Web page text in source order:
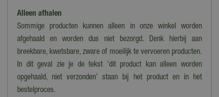
Alleen afhalen
Sommige producten kunnen alleen in onze winkel worden
afgehaald en worden dus niet bezorgd. Denk hierbij aan
breekbare, kwetsbare, zware of moeilijk te vervoeren producten.
In dit geval zie je de tekst 'dit product kan alleen worden
opgehaald, niet verzonden' staan bij het product en in het
bestelproces.